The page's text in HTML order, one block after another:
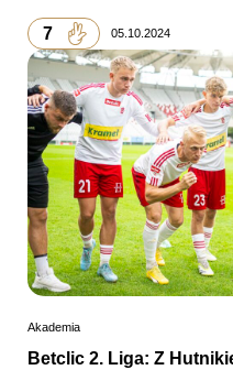
7 05.10.2024
Akademia
Betclic 2. Liga: Z